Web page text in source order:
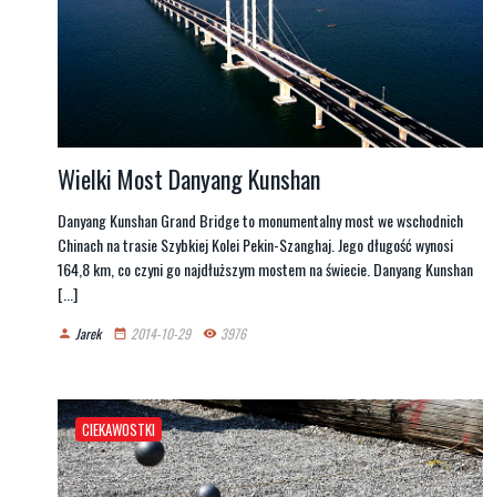
Wielki Most Danyang Kunshan
Danyang Kunshan Grand Bridge to monumentalny most we wschodnich
Chinach na trasie Szybkiej Kolei Pekin-Szanghaj. Jego długość wynosi
164,8 km, co czyni go najdłuższym mostem na świecie. Danyang Kunshan
[...]
person Jarek date_range 2014-10-29 remove_red_eye 3976
CIEKAWOSTKI